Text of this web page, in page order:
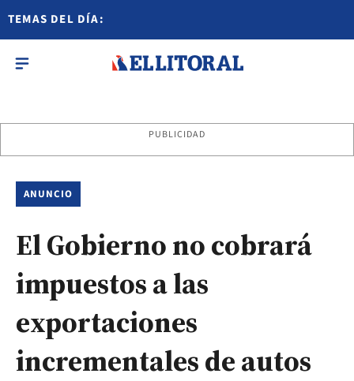
TEMAS DEL DÍA:
PUBLICIDAD
ANUNCIO
El Gobierno no cobrará
impuestos a las
exportaciones
incrementales de autos